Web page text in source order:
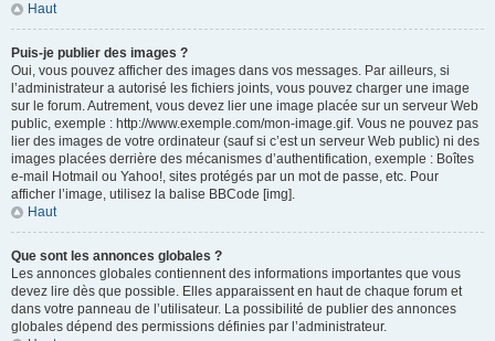
Haut
Puis-je publier des images ?
Oui, vous pouvez afficher des images dans vos messages. Par ailleurs, si
l’administrateur a autorisé les fichiers joints, vous pouvez charger une image
sur le forum. Autrement, vous devez lier une image placée sur un serveur Web
public, exemple : http://www.exemple.com/mon-image.gif. Vous ne pouvez pas
lier des images de votre ordinateur (sauf si c’est un serveur Web public) ni des
images placées derrière des mécanismes d’authentification, exemple : Boîtes
e-mail Hotmail ou Yahoo!, sites protégés par un mot de passe, etc. Pour
afficher l’image, utilisez la balise BBCode [img].
Haut
Que sont les annonces globales ?
Les annonces globales contiennent des informations importantes que vous
devez lire dès que possible. Elles apparaissent en haut de chaque forum et
dans votre panneau de l’utilisateur. La possibilité de publier des annonces
globales dépend des permissions définies par l’administrateur.